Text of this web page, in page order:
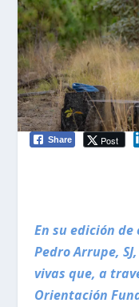
Share Post
En su edición
Pedro Arrupe,
vivas que, a
Orientación